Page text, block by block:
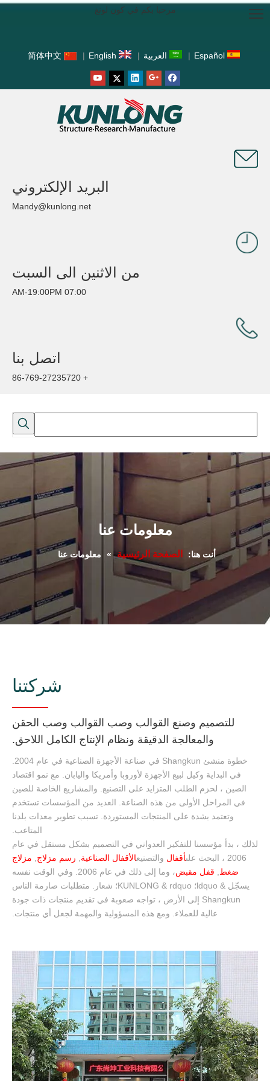
مرحبا بكم في كون لونغ
Español
| العربية |
English
|
简体中文
البريد الإلكتروني
Mandy@kunlong.net
من الاثنين الى السبت
07:00 AM-19:00PM
اتصل بنا
+ 86-769-27235720
معلومات عنا
أنت هنا: الصفحة الرئيسية » معلومات عنا
شركتنا
للتصميم وصنع القوالب وصب القوالب وصب الحقن
والمعالجة الدقيقة ونظام الإنتاج الكامل اللاحق.
في البداية وكيل لبيع الأجهزة لأوروبا وأمريكا واليابان. مع نمو اقتصاد
الصين ، لحزم الطلب المتزايد على التصنيع. والمشاريع الخاصة للصين
في المراحل الأولى من هذه الصناعة. العديد من المؤسسات تستخدم
وتعتمد بشدة على المنتجات المستوردة. تسبب تطوير معدات بلدنا
المتاعب.
لذلك ، بدأ مؤسسنا للتفكير العدواني في التصميم بشكل مستقل في عام
2006 ، البحث على
أقفال والتصنيعالأقفال الصناعية رسم مزلاج
مزلاج
ضغط
قفل مقبض
، وما إلى ذلك في عام 2006. وفي الوقت نفسه
يسجّل & ldquo؛ KUNLONG & rdquo؛ شعار. متطلبات صارمة الناس
Shangkun إلى الأرض ، تواجه صعوبة في تقديم منتجات ذات جودة
عالية للعملاء. ومع هذه المسؤولية والمهمة لجعل أي منتجات.